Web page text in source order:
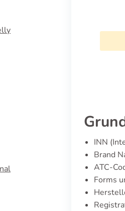
INN
Brand
ATC-
Forms